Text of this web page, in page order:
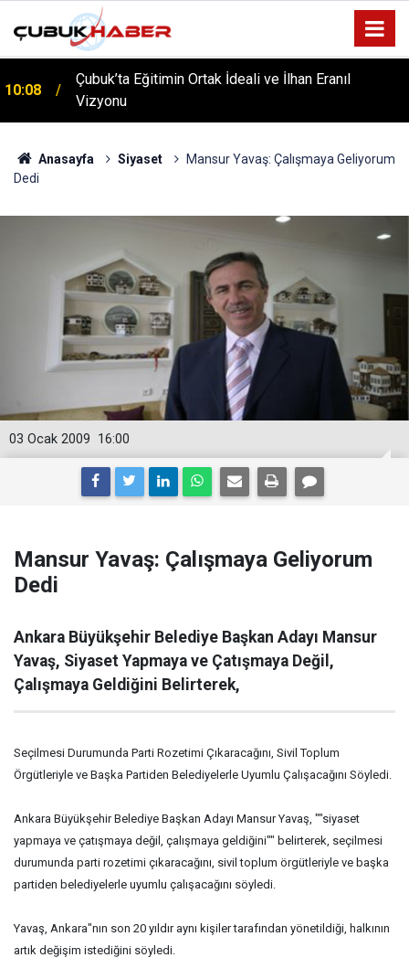
10:08
Çubuk’ta Eğitimin Ortak İdeali ve İlhan Eranıl
Vizyonu
12:06
ÇUBUK’TA ‘YAZA MERHABA’ COŞKUSU: Kursiyerler
Gönüllerince Eğlendi!
Anasayfa Siyaset
Mansur Yavaş: Çalışmaya Geliyorum
Dedi
16:00
03 Ocak 2009
Mansur Yavaş: Çalışmaya Geliyorum
Dedi
Ankara Büyükşehir Belediye Başkan Adayı Mansur
Yavaş, Siyaset Yapmaya ve Çatışmaya Değil,
Çalışmaya Geldiğini Belirterek,
Seçilmesi Durumunda Parti Rozetimi Çıkaracağını, Sivil Toplum
Örgütleriyle ve Başka Partiden Belediyelerle Uyumlu Çalışacağını Söyledi.
Ankara Büyükşehir Belediye Başkan Adayı Mansur Yavaş, ""siyaset
yapmaya ve çatışmaya değil, çalışmaya geldiğini"" belirterek, seçilmesi
durumunda parti rozetimi çıkaracağını, sivil toplum örgütleriyle ve başka
partiden belediyelerle uyumlu çalışacağını söyledi.
Yavaş, Ankara"nın son 20 yıldır aynı kişiler tarafından yönetildiği, halkının
artık değişim istediğini söyledi.